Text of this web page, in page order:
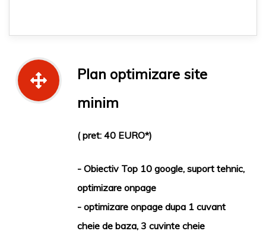
Plan optimizare site
minim
( pret: 40 EURO*)
- Obiectiv Top 10 google, suport tehnic,
optimizare onpage
- optimizare onpage dupa 1 cuvant
cheie de baza, 3 cuvinte cheie